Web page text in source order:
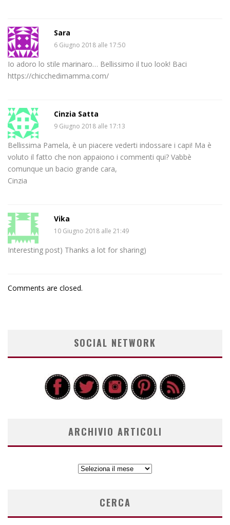
Sara
6 Giugno 2018 alle 17:50
Io adoro lo stile marinaro… Bellissimo il tuo look! Baci
https://chicchedimamma.com/
Cinzia Satta
9 Giugno 2018 alle 17:13
Bellissima Pamela, è un piacere vederti indossare i capi! Ma è
voluto il fatto che non appaiono i commenti qui? Vabbè
comunque un bacio grande cara,
Cinzia
Vika
10 Giugno 2018 alle 21:49
Interesting post) Thanks a lot for sharing)
Comments are closed.
SOCIAL NETWORK
ARCHIVIO ARTICOLI
ARCHIVIO
CERCA